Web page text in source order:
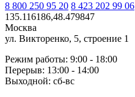
8 800 250 95 20 8 423 202 99 06
135.116186,48.479847
Москва
ул. Викторенко, 5, строение 1
Режим работы: 9:00 - 18:00
Перерыв: 13:00 - 14:00
Выходной: сб-вс